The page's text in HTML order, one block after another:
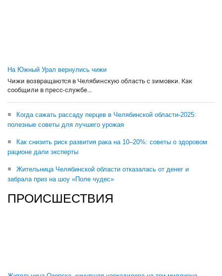
На Южный Урал вернулись чижи
Чижи возвращаются в Челябинскую область с зимовки. Как
сообщили в пресс-службе...
Когда сажать рассаду перцев в Челябинской области-2025:
полезные советы для лучшего урожая
Как снизить риск развития рака на 10–20%: советы о здоровом
рационе дали эксперты
Жительница Челябинской области отказалась от денег и
забрала приз на шоу «Поле чудес»
ПРОИСШЕСТВИЯ